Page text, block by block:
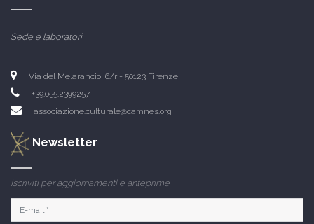
Sede e laboratori
Via del Melarancio, 6/r - 50123 Firenze
+39.055.2399257
associazione.culturale@camnes.org
Newsletter
Iscriviti per aggiornamenti e anteprime